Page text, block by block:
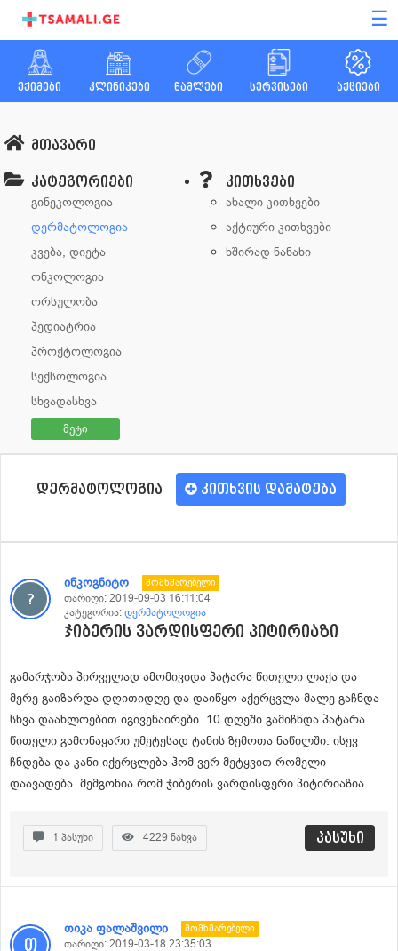
☰
ექიმები კლინიკები წამლები სერვისები აქციები
მთავარი
კატეგორიები
გინეკოლოგია
დერმატოლოგია
კვება, დიეტა
ონკოლოგია
ორსულობა
პედიატრია
პროქტოლოგია
სექსოლოგია
სხვადასხვა
მეტი
კითხვები
ახალი კითხვები
აქტიური კითხვები
ხშირად ნანახი
დერმატოლოგია კითხვის დამატება
ინკოგნიტო Მომხმარებელი
თარიღი: 2019-09-03 16:11:04
კატეგორია: დერმატოლოგია
ჯიბერის ვარდისფერი პიტირიაზი
გამარჯობა პირველად ამომივიდა პატარა წითელი ლაქა და
მერე გაიზარდა დღითიდღე და დაიწყო აქერცვლა მალე გაჩნდა
სხვა დაახლოებით იგივენაირები. 10 დღეში გამიჩნდა პატარა
წითელი გამონაყარი უმეტესად ტანის ზემოთა ნაწილში. ისევ
ჩნდება და კანი იქერცლება ჰომ ვერ მეტყვით რომელი
დაავადება. მემგონია რომ ჯიბერის ვარდისფერი პიტირიაზია
1 პასუხი 4229 ნახვა პასუხი
თიკა ფალაშვილი Მომხმარებელი
თარიღი: 2019-03-18 23:35:03